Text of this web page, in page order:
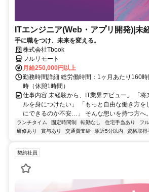
ITエンジニア(Web・アプリ開発)|未
手に職をつけ、未来を変える。
株式会社Tbook
フルリモート
月給250,000円以上
勤務時間詳細 総労働時間：1ヶ月あたり160
時（休憩1時間）
仕事内容 未経験から、IT業界デビュー。 「将
ルを身につけたい」 「もっと自由な働き方を
にできるのか不安…」 そんな想いを持つ方へ
ランチタイム 固定時間制 転勤なし 住宅手当あり フ
研修あり
賞与あり 交通費支給 駅近5分以内 資格取得
契約社員